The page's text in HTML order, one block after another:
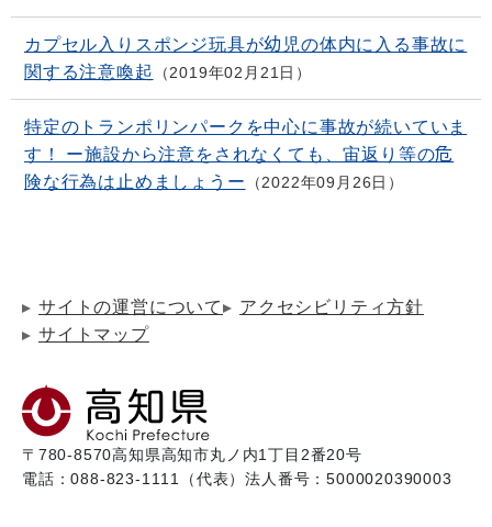
カプセル入りスポンジ玩具が幼児の体内に入る事故に
関する注意喚起
2019年02月21日
特定のトランポリンパークを中心に事故が続いていま
す！ ー施設から注意をされなくても、宙返り等の危
険な行為は止めましょうー
2022年09月26日
サイトの運営について
アクセシビリティ方針
サイトマップ
〒780-8570高知県高知市丸ノ内1丁目2番20号
電話：088-823-1111（代表）法人番号：5000020390003